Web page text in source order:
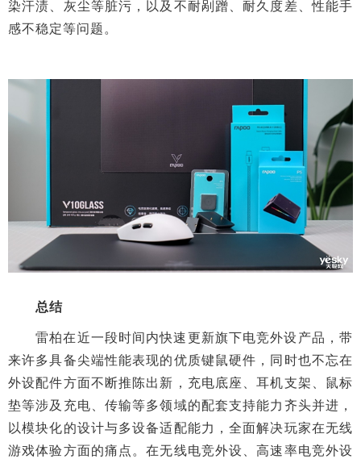
染汗渍、灰尘等脏污，以及不耐剐蹭、耐久度差、性能手
感不稳定等问题。
总结
雷柏在近一段时间内快速更新旗下电竞外设产品，带
来许多具备尖端性能表现的优质键鼠硬件，同时也不忘在
外设配件方面不断推陈出新，充电底座、耳机支架、鼠标
垫等涉及充电、传输等多领域的配套支持能力齐头并进，
以模块化的设计与多设备适配能力，全面解决玩家在无线
游戏体验方面的痛点。在无线电竞外设、高速率电竞外设